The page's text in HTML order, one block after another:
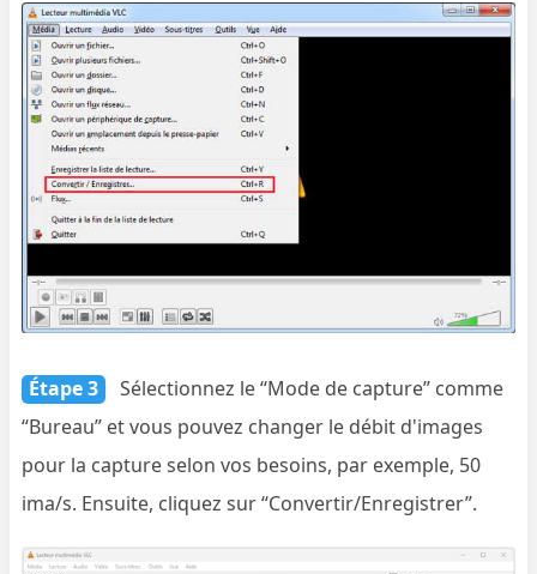
Étape 3
Sélectionnez le “Mode de capture” comme
“Bureau” et vous pouvez changer le débit d'images
pour la capture selon vos besoins, par exemple, 50
ima/s. Ensuite, cliquez sur “Convertir/Enregistrer”.